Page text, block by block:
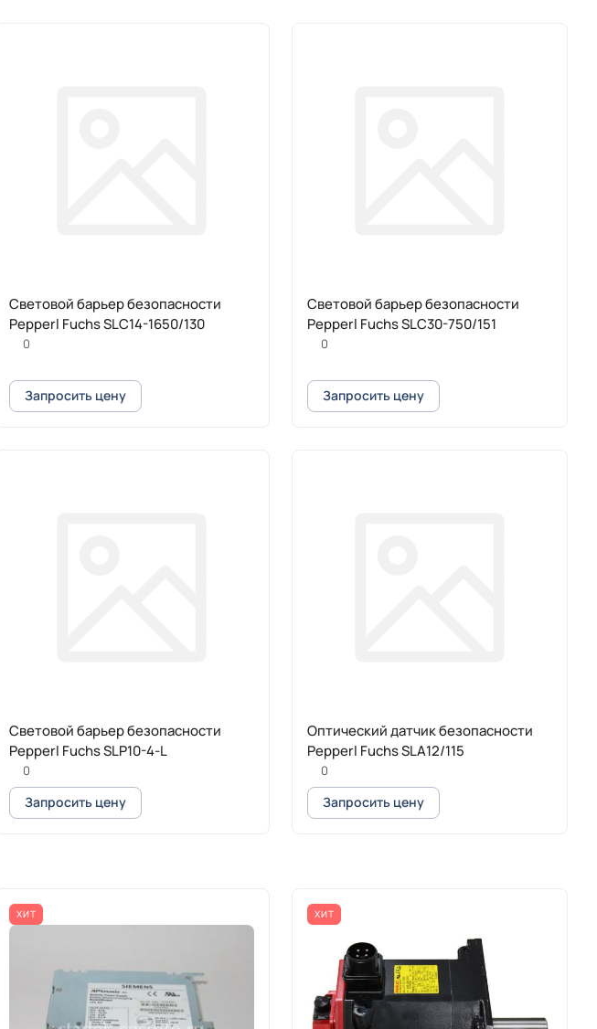
Cветовой барьер безопасности
Pepperl Fuchs SLC14-1650/130
0
Запросить цену
Cветовой барьер безопасности
Pepperl Fuchs SLC30-750/151
0
Запросить цену
Cветовой барьер безопасности
Pepperl Fuchs SLP10-4-L
0
Запросить цену
Оптический датчик безопасности
Pepperl Fuchs SLA12/115
0
Запросить цену
ХИТ ХИТ